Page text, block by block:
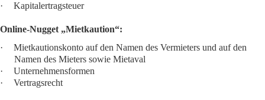
·
Kapitalertragsteuer
Online-Nugget „Mietkaution“:
·
Mietkautionskonto auf den Namen des Vermieters und auf den
Namen des Mieters sowie Mietaval
·
Unternehmensformen
·
Vertragsrecht